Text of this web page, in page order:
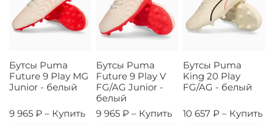
Бутсы Puma
Future 9 Play MG
Junior - белый
9 965 ₽ – Купить
Бутсы Puma
Future 9 Play V
FG/AG Junior -
белый
9 965 ₽ – Купить
Бутсы Puma
King 20 Play
FG/AG - белый
10 657 ₽ – Купить